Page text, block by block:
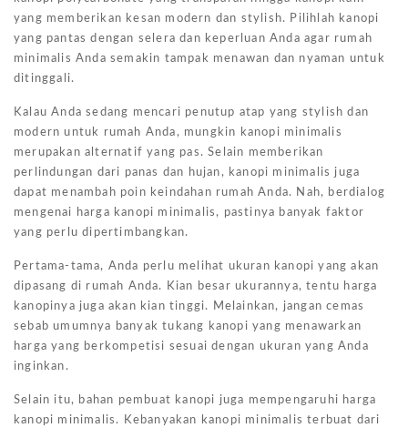
yang memberikan kesan modern dan stylish. Pilihlah kanopi
yang pantas dengan selera dan keperluan Anda agar rumah
minimalis Anda semakin tampak menawan dan nyaman untuk
ditinggali.
Kalau Anda sedang mencari penutup atap yang stylish dan
modern untuk rumah Anda, mungkin kanopi minimalis
merupakan alternatif yang pas. Selain memberikan
perlindungan dari panas dan hujan, kanopi minimalis juga
dapat menambah poin keindahan rumah Anda. Nah, berdialog
mengenai harga kanopi minimalis, pastinya banyak faktor
yang perlu dipertimbangkan.
Pertama-tama, Anda perlu melihat ukuran kanopi yang akan
dipasang di rumah Anda. Kian besar ukurannya, tentu harga
kanopinya juga akan kian tinggi. Melainkan, jangan cemas
sebab umumnya banyak tukang kanopi yang menawarkan
harga yang berkompetisi sesuai dengan ukuran yang Anda
inginkan.
Selain itu, bahan pembuat kanopi juga mempengaruhi harga
kanopi minimalis. Kebanyakan kanopi minimalis terbuat dari